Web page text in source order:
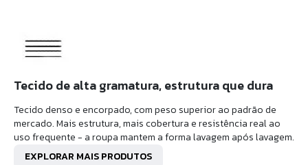
Tecido de alta gramatura, estrutura que dura
Tecido denso e encorpado, com peso superior ao padrão de
mercado. Mais estrutura, mais cobertura e resistência real ao
uso frequente - a roupa mantem a forma lavagem após lavagem.
EXPLORAR MAIS PRODUTOS